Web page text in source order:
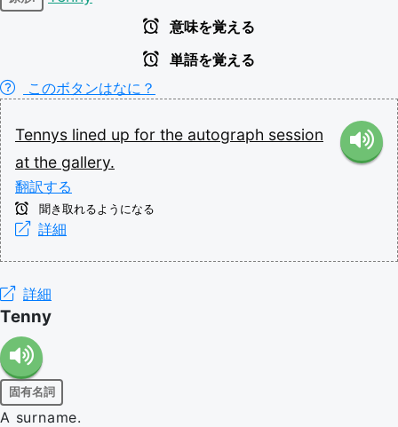
意味を覚える
単語を覚える
このボタンはなに？
Tennys lined up for the autograph session
at the gallery.
翻訳する
聞き取れるようになる
詳細
詳細
Tenny
固有名詞
A surname.